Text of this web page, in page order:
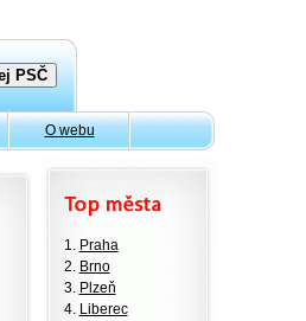
O webu
1. Praha
2. Brno
3. Plzeň
4. Liberec